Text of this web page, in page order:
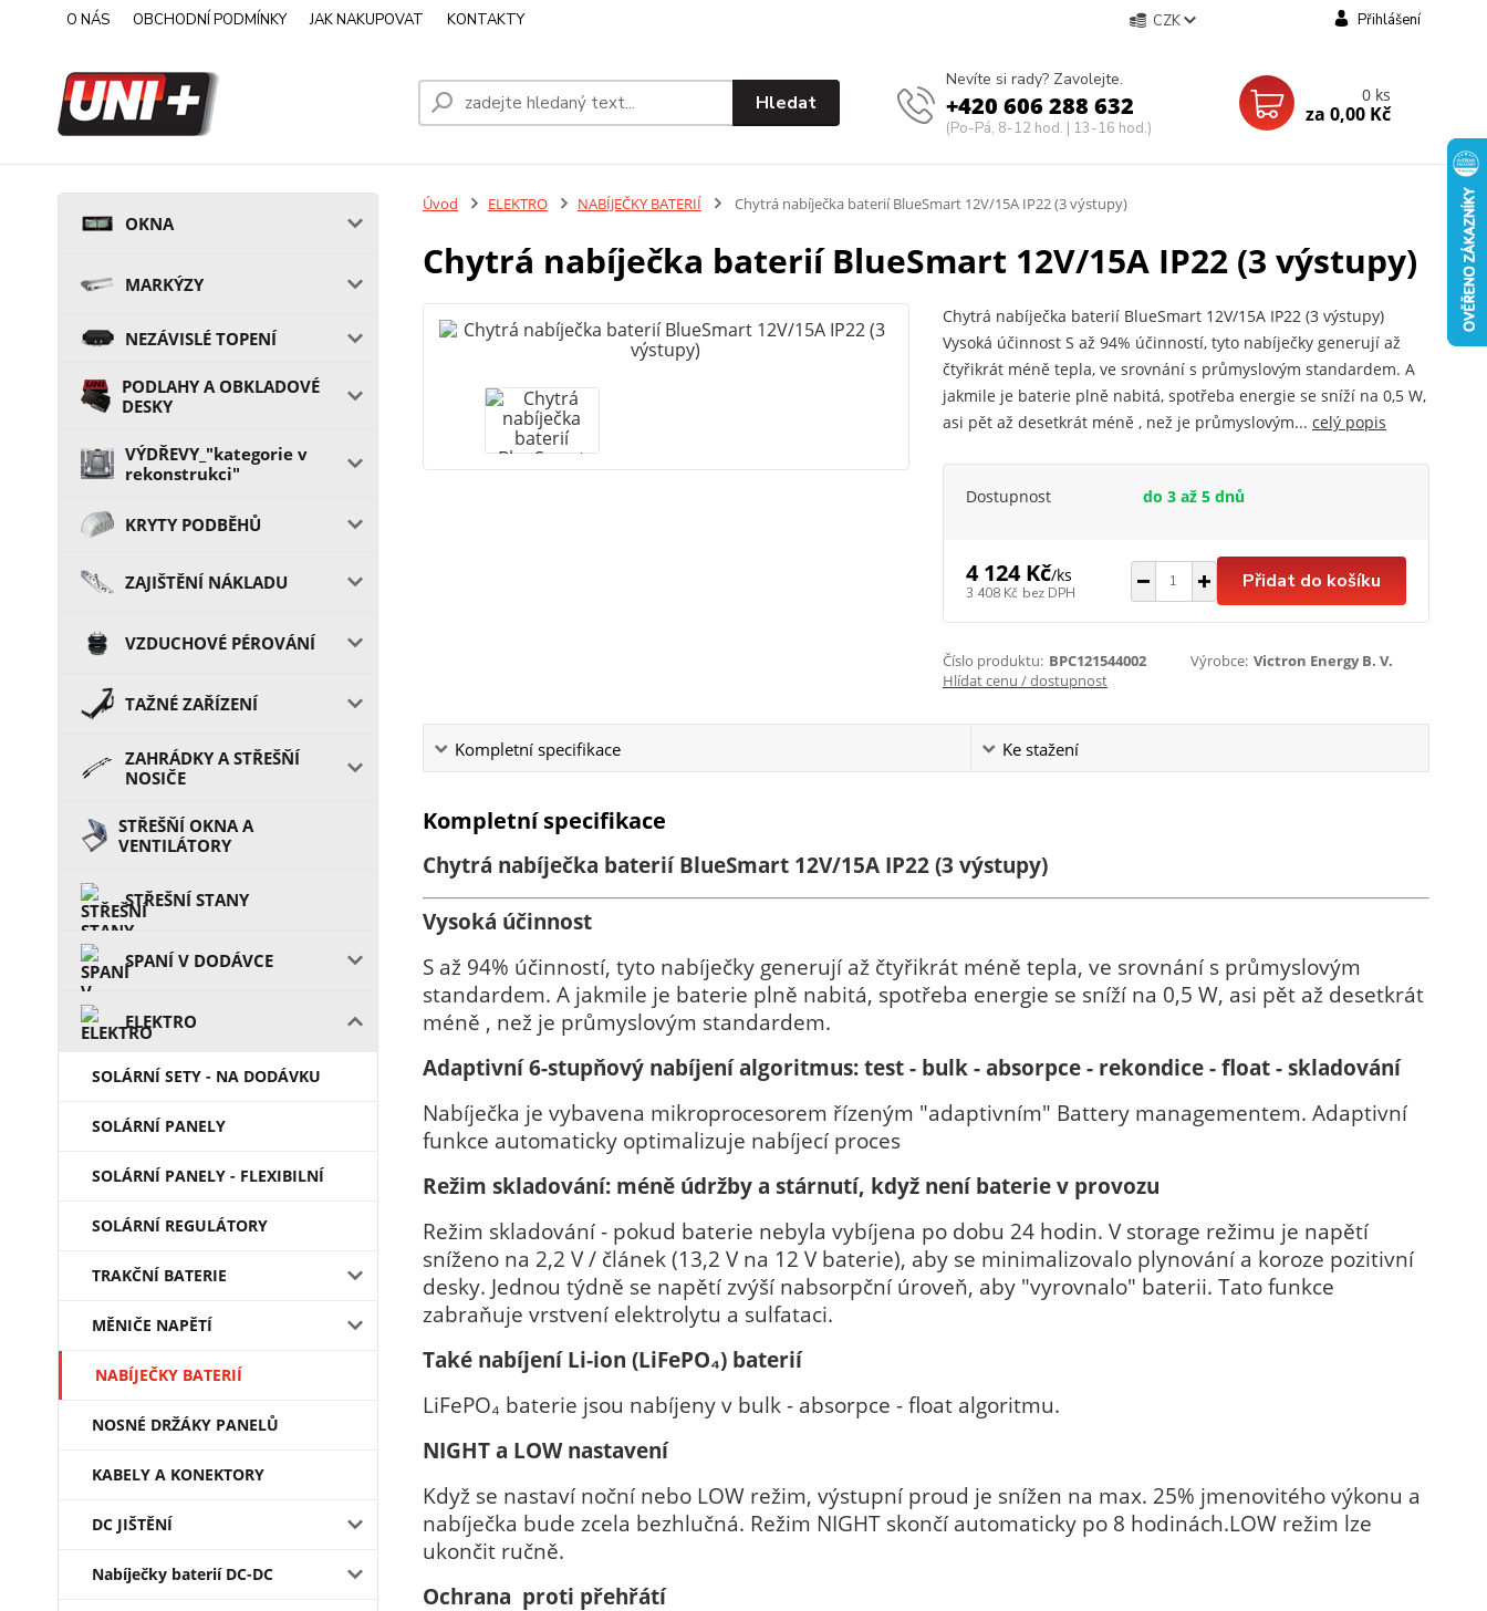
O NÁS OBCHODNÍ PODMÍNKY JAK NAKUPOVAT KONTAKTY CZK Přihlášení
Hledat
Nevíte si rady? Zavolejte.
+420 606 288 632
(Po-Pá, 8-12 hod. | 13-16 hod.)
0 ks
za 0,00 Kč
OKNA
MARKÝZY
NEZÁVISLÉ TOPENÍ
PODLAHY A OBKLADOVÉ
DESKY
VÝDŘEVY_"kategorie v
rekonstrukci"
KRYTY PODBĚHŮ
ZAJIŠTĚNÍ NÁKLADU
VZDUCHOVÉ PÉROVÁNÍ
TAŽNÉ ZAŘÍZENÍ
ZAHRÁDKY A STŘEŠŇÍ
NOSIČE
STŘEŠŇÍ OKNA A
VENTILÁTORY
STŘEŠNÍ STANY
SPANÍ V DODÁVCE
ELEKTRO
SOLÁRNÍ SETY - NA DODÁVKU
SOLÁRNÍ PANELY
SOLÁRNÍ PANELY - FLEXIBILNÍ
SOLÁRNÍ REGULÁTORY
TRAKČNÍ BATERIE
MĚNIČE NAPĚTÍ
NABÍJEČKY BATERIÍ
NOSNÉ DRŽÁKY PANELŮ
KABELY A KONEKTORY
DC JIŠTĚNÍ
Nabíječky baterií DC-DC
Úvod ELEKTRO NABÍJEČKY BATERIÍ Chytrá nabíječka baterií BlueSmart 12V/15A IP22 (3 výstupy)
Chytrá nabíječka baterií BlueSmart 12V/15A IP22 (3 výstupy)
Chytrá nabíječka baterií BlueSmart 12V/15A IP22 (3 výstupy)
Vysoká účinnost S až 94% účinností, tyto nabíječky generují až
čtyřikrát méně tepla, ve srovnání s průmyslovým standardem. A
jakmile je baterie plně nabitá, spotřeba energie se sníží na 0,5 W,
asi pět až desetkrát méně , než je průmyslovým... celý popis
Dostupnost do 3 až 5 dnů
4 124 Kč/ks
3 408 Kč bez DPH Přidat do košíku
Číslo produktu: BPC121544002 Výrobce: Victron Energy B. V.
Hlídat cenu / dostupnost
Kompletní specifikace Ke stažení
Kompletní specifikace
Chytrá nabíječka baterií BlueSmart 12V/15A IP22 (3 výstupy)
Vysoká účinnost
S až 94% účinností, tyto nabíječky generují až čtyřikrát méně tepla, ve srovnání s průmyslovým
standardem. A jakmile je baterie plně nabitá, spotřeba energie se sníží na 0,5 W, asi pět až desetkrát
méně , než je průmyslovým standardem.
Adaptivní 6-stupňový nabíjení algoritmus: test - bulk - absorpce - rekondice - float - skladování
Nabíječka je vybavena mikroprocesorem řízeným "adaptivním" Battery managementem. Adaptivní
funkce automaticky optimalizuje nabíjecí proces
Režim skladování: méně údržby a stárnutí, když není baterie v provozu
Režim skladování - pokud baterie nebyla vybíjena po dobu 24 hodin. V storage režimu je napětí
sníženo na 2,2 V / článek (13,2 V na 12 V baterie), aby se minimalizovalo plynování a koroze pozitivní
desky. Jednou týdně se napětí zvýší nabsorpční úroveň, aby "vyrovnalo" baterii. Tato funkce
zabraňuje vrstvení elektrolytu a sulfataci.
Také nabíjení Li-ion (LiFePO₄) baterií
LiFePO₄ baterie jsou nabíjeny v bulk - absorpce - float algoritmu.
NIGHT a LOW nastavení
Když se nastaví noční nebo LOW režim, výstupní proud je snížen na max. 25% jmenovitého výkonu a
nabíječka bude zcela bezhlučná. Režim NIGHT skončí automaticky po 8 hodinách.LOW režim lze
ukončit ručně.
Ochrana proti přehřátí